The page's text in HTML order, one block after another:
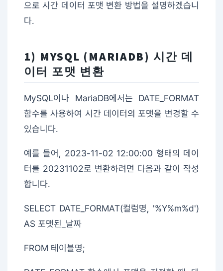
으로 시간 데이터 포맷 변환 방법을 설명하겠습니
다.
1) MYSQL (MARIADB) 시간 데
이터 포맷 변환
MySQL이나 MariaDB에서는 DATE_FORMAT
함수를 사용하여 시간 데이터의 포맷을 변경할 수
있습니다.
예를 들어, 2023-11-02 12:00:00 형태의 데이
터를 20231102로 변환하려면 다음과 같이 작성
합니다.
SELECT DATE_FORMAT(컬럼명, '%Y%m%d')
AS 포맷된_날짜
FROM 테이블명;